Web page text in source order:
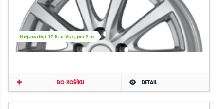
Nejpozději 17.8. u Vás, jen 2 ks
DO KOŠÍKU DETAIL